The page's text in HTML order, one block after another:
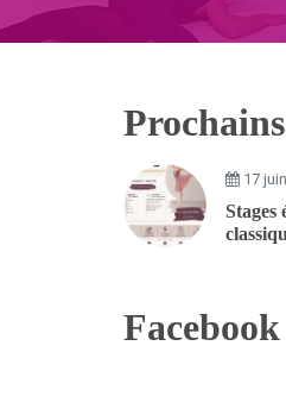
17
Stages
Facebook